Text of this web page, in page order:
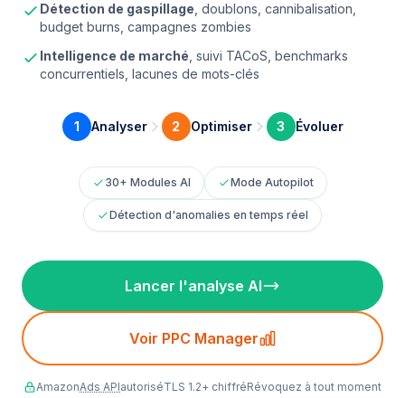
Détection de gaspillage , doublons, cannibalisation,
budget burns, campagnes zombies
Intelligence de marché , suivi TACoS, benchmarks
concurrentiels, lacunes de mots-clés
1 Analyser 2 Optimiser 3 Évoluer
30+ Modules AI Mode Autopilot
Détection d'anomalies en temps réel
Lancer l'analyse AI
Voir PPC Manager
AmazonAds APIautoriséTLS 1.2+ chiffréRévoquez à tout moment